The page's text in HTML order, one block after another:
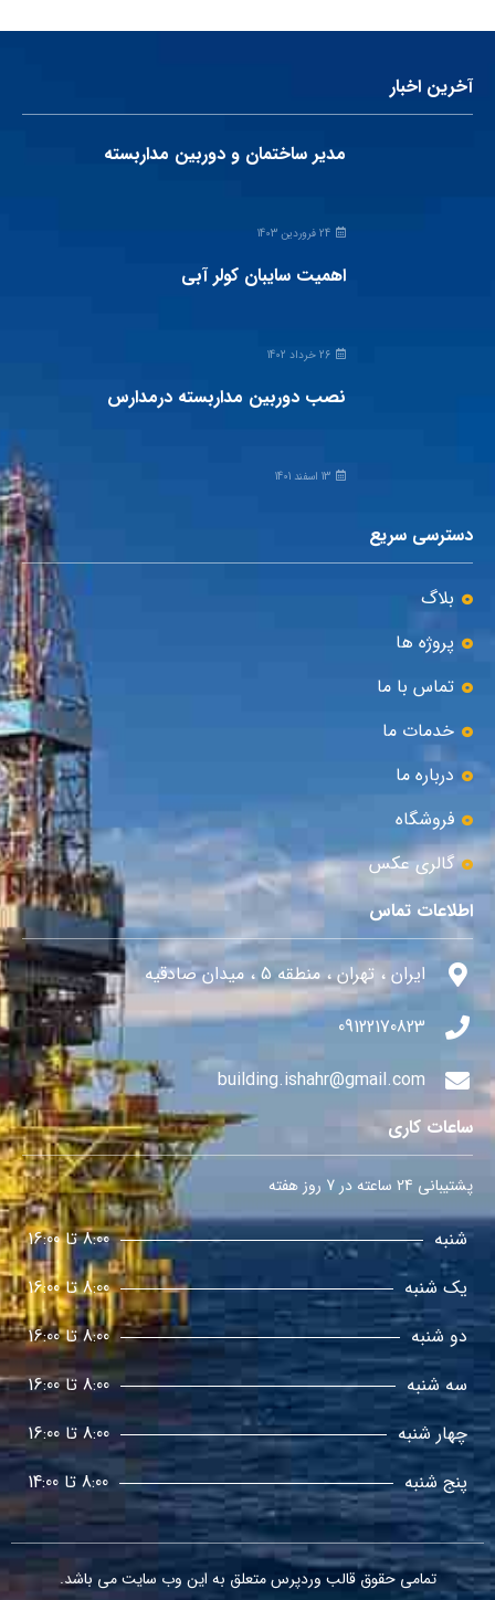
آخرین اخبار
مدیر ساختمان و دوربین مداربسته
24 فروردین 1403
اهمیت سایبان کولر آبی
26 خرداد 1402
نصب دوربین مداربسته درمدارس
13 اسفند 1401
دسترسی سریع
بلاگ
پروژه ها
تماس با ما
خدمات ما
درباره ما
فروشگاه
گالری عکس
اطلاعات تماس
ایران ، تهران ، منطقه 5 ، میدان صادقیه
09122170823
building.ishahr@gmail.com
ساعات کاری
پشتیبانی 24 ساعته در 7 روز هفته
شنبه
8:00 تا 16:00
یک شنبه
8:00 تا 16:00
دو شنبه
8:00 تا 16:00
سه شنبه
8:00 تا 16:00
چهار شنبه
8:00 تا 16:00
پنج شنبه
8:00 تا 14:00
تمامی حقوققالب وردپرسمتعلق به این وب سایت می باشد.